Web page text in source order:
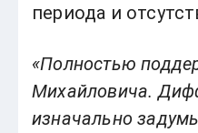
периода и
«Полностью
Михайловича.
изначально